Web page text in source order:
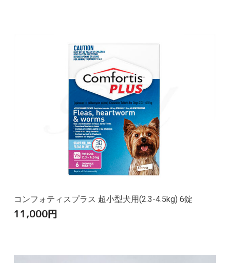
コンフォティスプラス 超小型犬用(2.3-4.5kg) 6錠
11,000円